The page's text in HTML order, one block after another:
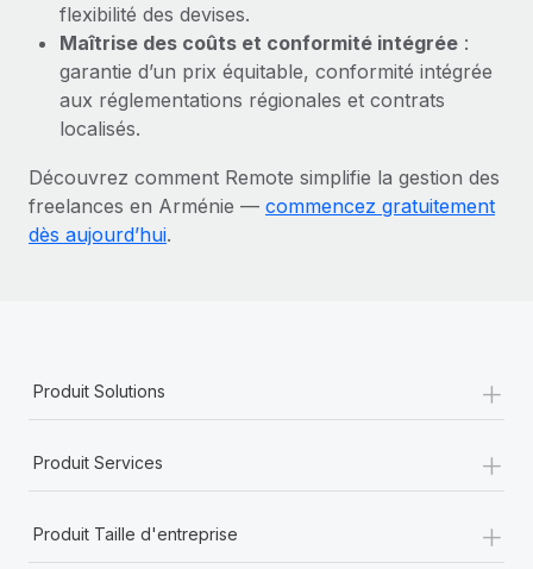
flexibilité des devises.
Maîtrise des coûts et conformité intégrée :
garantie d’un prix équitable, conformité intégrée
aux réglementations régionales et contrats
localisés.
Découvrez comment Remote simplifie la gestion des
freelances en Arménie — commencez gratuitement
dès aujourd’hui.
Produit Solutions +
Produit Services +
Produit Taille d'entreprise +